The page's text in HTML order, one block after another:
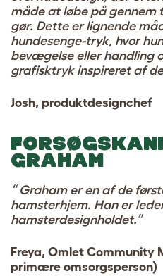
måde at løbe på gennem
gør. Dette er lignende
hundesenge-tryk, hvor
bevægelse eller handling
grafisktryk inspireret af
Josh, produktdesignchef
GRAHAM
“ Graham er en af de
hamsterhjem. Han er
hamsterdesignholdet.”
Freya, Omlet Community
primære omsorgsperson)